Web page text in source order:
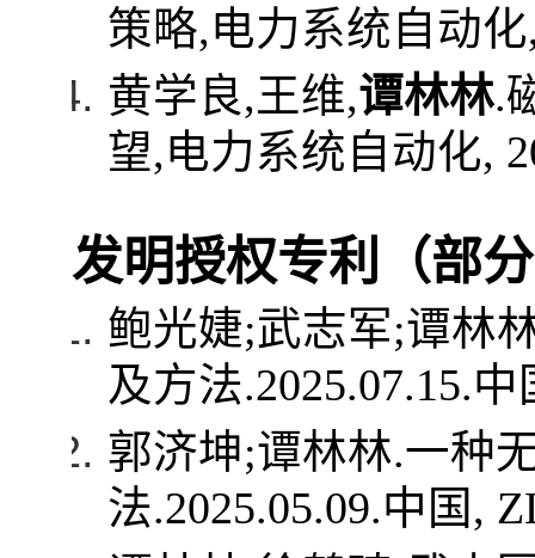
策略,电力系统自动化
黄学良,王维,谭林林.
望,电力系统自动化,
发明授权专利（部
鲍光婕;武志军;谭林
及方法.2025.07.15.中
郭济坤;谭林林.一种
法.2025.05.09.中国,